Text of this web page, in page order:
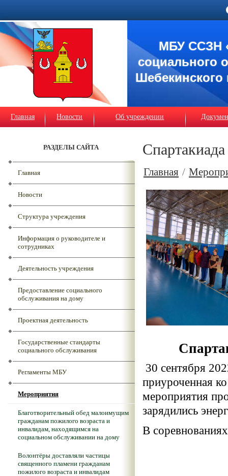
МБУ ССЗН
социального
Шебекинского
Главная Новости Об учреждении
РАЗДЕЛЫ САЙТА
Главная
Новости
Структура учреждения
Информация о руководителе и
сотрудниках
Деятельность учреждения
Предоставление социального
обслуживания на дому
Проектная деятельность
Государственные стандарты
социального обслуживания
Регламенты МБУ
Мероприятия
Благотворительный обед малоимущим
гражданам пожилого возраста и
инвалидам, находящимся на
социальном обслуживании на дому
Волонтёры доставляли частицы
священного пламени гражданам
пожилого возраста и инвалидам
Главная /
30 сентября
приуроченная
мероприятия
зарядились
В